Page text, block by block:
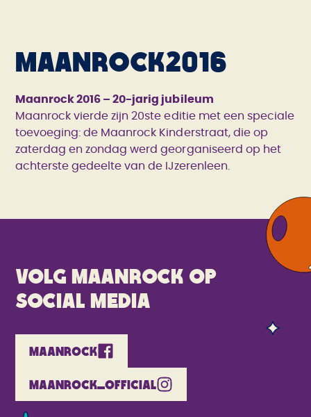
MAANROCK2016
Maanrock 2016 – 20-jarig jubileum
Maanrock vierde zijn 20ste editie met een speciale
toevoeging: de Maanrock Kinderstraat, die op
zaterdag en zondag werd georganiseerd op het
achterste gedeelte van de IJzerenleen.
Volg maanrock op
social media
MAANROCK
MAANROCK_OFFICIAL